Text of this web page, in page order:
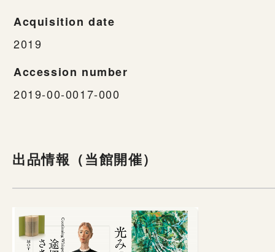
Acquisition date
2019
Accession number
2019-00-0017-000
出品情報（当館開催）